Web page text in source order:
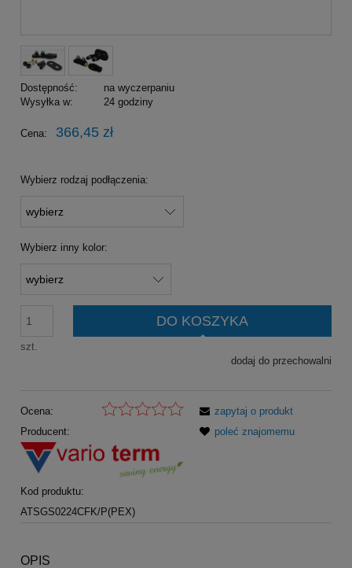
Dostępność:
na wyczerpaniu
Wysyłka w:
24 godziny
Cena: 366,45 zł
Wybierz rodzaj podłączenia:
Wybierz inny kolor:
szt.
DO KOSZYKA
dodaj do przechowalni
Ocena:
Producent:
Kod produktu:
ATSGS0224CFK/P(PEX)
zapytaj o produkt
poleć znajomemu
OPIS